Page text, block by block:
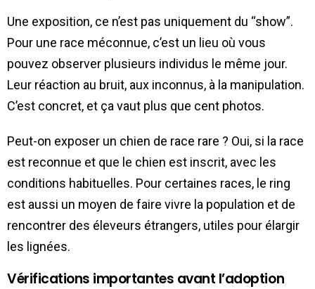
Une exposition, ce n’est pas uniquement du “show”.
Pour une race méconnue, c’est un lieu où vous
pouvez observer plusieurs individus le même jour.
Leur réaction au bruit, aux inconnus, à la manipulation.
C’est concret, et ça vaut plus que cent photos.
Peut-on exposer un chien de race rare ? Oui, si la race
est reconnue et que le chien est inscrit, avec les
conditions habituelles. Pour certaines races, le ring
est aussi un moyen de faire vivre la population et de
rencontrer des éleveurs étrangers, utiles pour élargir
les lignées.
Vérifications importantes avant l’adoption